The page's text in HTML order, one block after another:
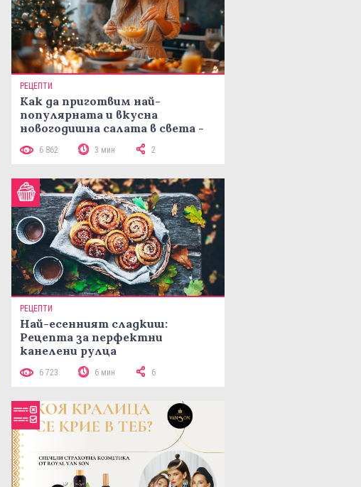
РЕЦЕПТИ
Как да приготвим най-
популярната и вкусна
новогодишна салата в света -
рецепта Мимоза
6 862 3 мин 2
РЕЦЕПТИ
Най-есенният сладкиш:
Рецепта за перфектни
канелени рулца
6 723 6 мин 6